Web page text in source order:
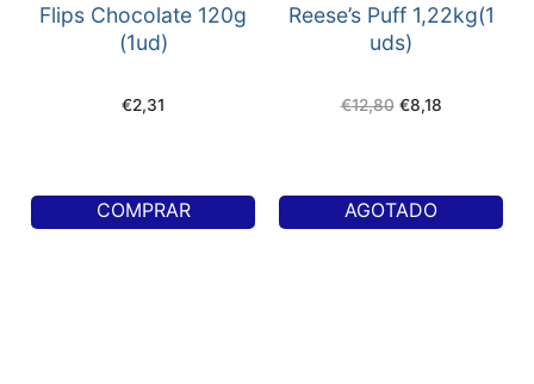
Flips Chocolate 120g
(1ud)
€2,31
COMPRAR
Reese’s Puff 1,22kg(1
uds)
€12,80 €8,18
AGOTADO